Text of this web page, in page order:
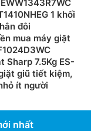
1 khối
đôi
mua máy giặt
Sharp 7.5Kg ES-
giũ tiết kiệm,
ít người
nhất